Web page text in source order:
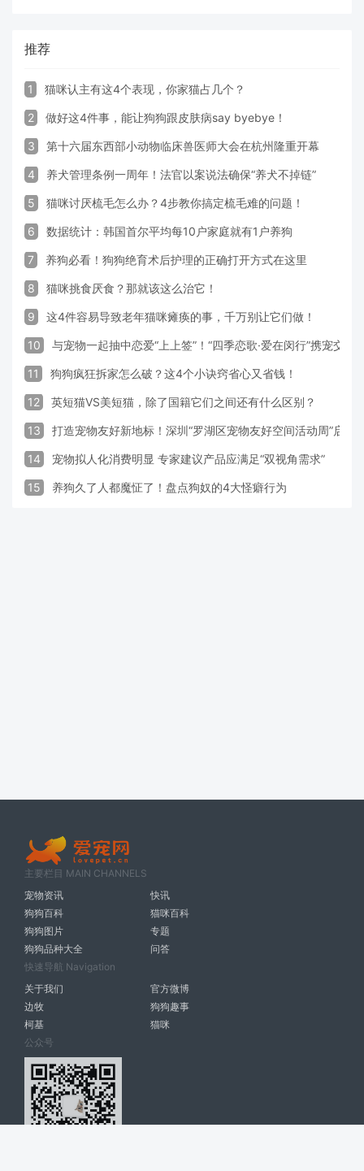
推荐
1 猫咪认主有这4个表现，你家猫占几个？
2 做好这4件事，能让狗狗跟皮肤病say byebye！
3 第十六届东西部小动物临床兽医师大会在杭州隆重开幕
4 养犬管理条例一周年！法官以案说法确保“养犬不掉链”
5 猫咪讨厌梳毛怎么办？4步教你搞定梳毛难的问题！
6 数据统计：韩国首尔平均每10户家庭就有1户养狗
7 养狗必看！狗狗绝育术后护理的正确打开方式在这里
8 猫咪挑食厌食？那就该这么治它！
9 这4件容易导致老年猫咪瘫痪的事，千万别让它们做！
10 与宠物一起抽中恋爱“上上签”！“四季恋歌·爱在闵行”携宠交友
11 狗狗疯狂拆家怎么破？这4个小诀窍省心又省钱！
12 英短猫VS美短猫，除了国籍它们之间还有什么区别？
13 打造宠物友好新地标！深圳“罗湖区宠物友好空间活动周”启动
14 宠物拟人化消费明显 专家建议产品应满足“双视角需求”
15 养狗久了人都魔怔了！盘点狗奴的4大怪癖行为
主要栏目 MAIN CHANNELS
宠物资讯
快讯
狗狗百科
猫咪百科
狗狗图片
专题
狗狗品种大全
问答
快速导航 Navigation
关于我们
官方微博
边牧
狗狗趣事
柯基
猫咪
公众号